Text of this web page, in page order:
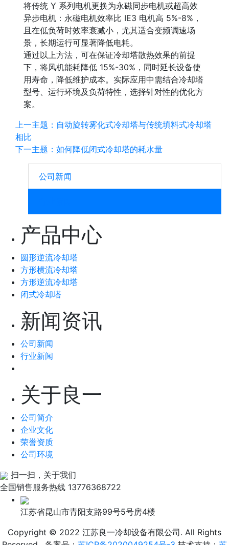
将传统 Y 系列电机更换为永磁同步电机或超高效
异步电机：永磁电机效率比 IE3 电机高 5%-8%，
且在低负荷时效率衰减小，尤其适合变频调速场
景，长期运行可显著降低电耗。
通过以上方法，可在保证冷却塔散热效果的前提
下，将风机能耗降低 15%-30%，同时延长设备使
用寿命，降低维护成本。实际应用中需结合冷却塔
型号、运行环境及负荷特性，选择针对性的优化方
案。
上一主题：自动旋转雾化式冷却塔与传统填料式冷却塔
相比
下一主题：如何降低闭式冷却塔的耗水量
公司新闻
产品中心
圆形逆流冷却塔
方形横流冷却塔
方形逆流冷却塔
闭式冷却塔
新闻资讯
公司新闻
行业新闻
关于良一
公司简介
企业文化
荣誉资质
公司环境
扫一扫，关于我们
全国销售服务热线 13776368722
江苏省昆山市青阳支路99号5号房4楼
Copyright © 2022 江苏良一冷却设备有限公司. All Rights